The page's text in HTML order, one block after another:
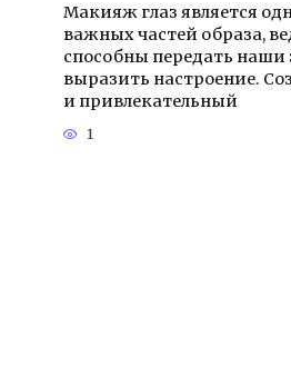
Макияж глаз является
важных частей образа,
способны передать
выразить настроение.
и привлекательный
1